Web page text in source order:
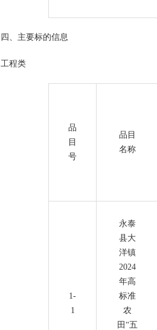
四、主要标的信息
工程类
品
目
号
品目
名称
1-
1
永泰
县大
洋镇
2024
年高
标准
农
田“五